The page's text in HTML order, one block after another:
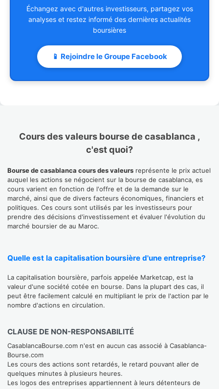
Échangez avec d'autres investisseurs, partagez vos
analyses et restez informé des dernières actualités
boursières
📱 Rejoindre le Groupe Facebook
Cours des valeurs bourse de casablanca ,
c'est quoi?
Bourse de casablanca cours des valeurs représente le prix actuel
auquel les actions se négocient sur la bourse de casablanca, es
cours varient en fonction de l'offre et de la demande sur le
marché, ainsi que de divers facteurs économiques, financiers et
politiques. Ces cours sont utilisés par les investisseurs pour
prendre des décisions d'investissement et évaluer l'évolution du
marché boursier de au Maroc.
Quelle est la capitalisation boursière d'une entreprise?
La capitalisation boursière, parfois appelée Marketcap, est la
valeur d'une société cotée en bourse. Dans la plupart des cas, il
peut être facilement calculé en multipliant le prix de l'action par le
nombre d'actions en circulation.
CLAUSE DE NON-RESPONSABILITÉ
CasablancaBourse.com n'est en aucun cas associé à Casablanca-
Bourse.com
Les cours des actions sont retardés, le retard pouvant aller de
quelques minutes à plusieurs heures.
Les logos des entreprises appartiennent à leurs détenteurs de